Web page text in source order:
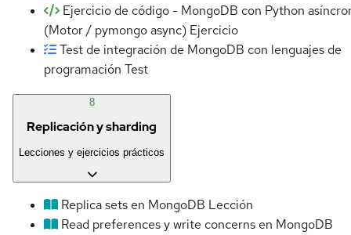
Ejercicio de código - MongoDB con Python
(Motor / pymongo async) Ejercicio
Test de integración de MongoDB con lenguajes de
programación Test
8
Replicación y sharding
Lecciones y ejercicios prácticos
Replica sets en MongoDB Lección
Read preferences y write concerns en MongoDB